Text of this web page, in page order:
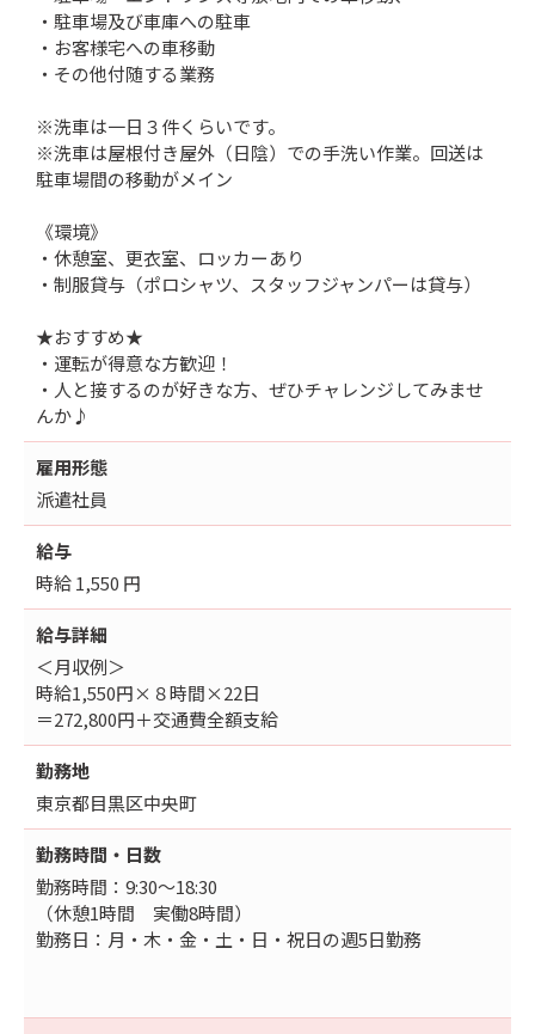
・駐車場及び車庫への駐車
・お客様宅への車移動
・その他付随する業務
※洗車は一日３件くらいです。
※洗車は屋根付き屋外（日陰）での手洗い作業。回送は
駐車場間の移動がメイン
《環境》
・休憩室、更衣室、ロッカーあり
・制服貸与（ポロシャツ、スタッフジャンパーは貸与）
★おすすめ★
・運転が得意な方歓迎！
・人と接するのが好きな方、ぜひチャレンジしてみませ
んか♪
雇用形態
派遣社員
給与
時給 1,550 円
給与詳細
＜月収例＞
時給1,550円×８時間×22日
＝272,800円＋交通費全額支給
勤務地
東京都目黒区中央町
勤務時間・日数
勤務時間：9:30～18:30
（休憩1時間 実働8時間）
勤務日：月・木・金・土・日・祝日の週5日勤務